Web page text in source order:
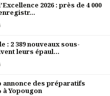
2026 : près de 4 000
: 2 389 nouveaux sous-
leurs épaul...
annonce des préparatifs
à Yopougon